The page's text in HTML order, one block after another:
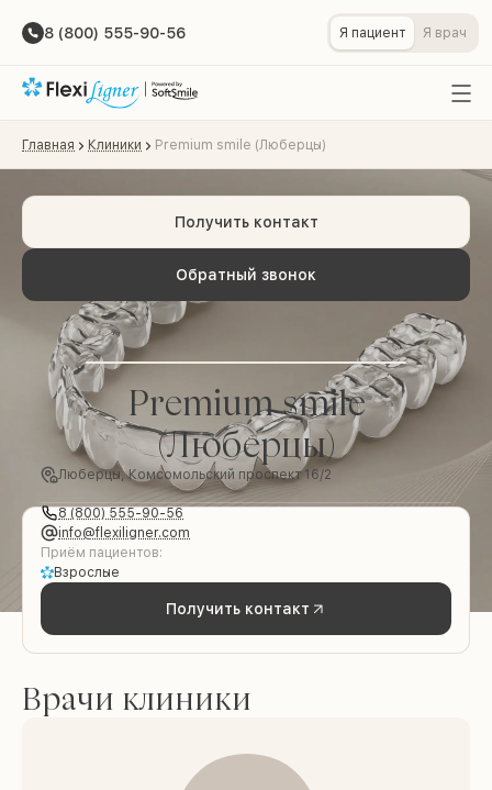
8 (800) 555-90-56 Я пациент Я врач
Главная Клиники Premium smile (Люберцы)
Обратный звонок
Получить контакт
Premium smile
(Люберцы)
Люберцы, Комсомольский проспект 16/2
8 (800) 555-90-56
info@flexiligner.com
Приём пациентов:
Взрослые
Получить контакт
Врачи клиники